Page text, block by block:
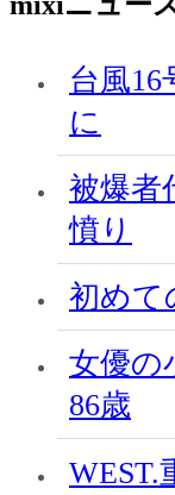
台風
に
被爆者
憤り
初めて
女優の
86歳
WEST.